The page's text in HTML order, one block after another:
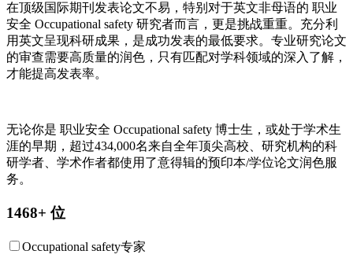
在顶级国际期刊发表论文不易，特别对于英文非母语的 职业
安全 Occupational safety 研究者而言，更是挑战重重。充分利
用英文呈现科研成果，是成功发表的最低要求。专业研究论文
的审查需要高质量的润色，只有匹配对学科领域的深入了解，
才能提高发表率。
无论你是 职业安全 Occupational safety 博士生，或处于学术生
涯的早期，超过434,000名来自全年顶尖高校、研究机构的科
研学者、学术作者都使用了意得辑的预印本/学位论文润色服
务。
1468+ 位
Occupational safety专家